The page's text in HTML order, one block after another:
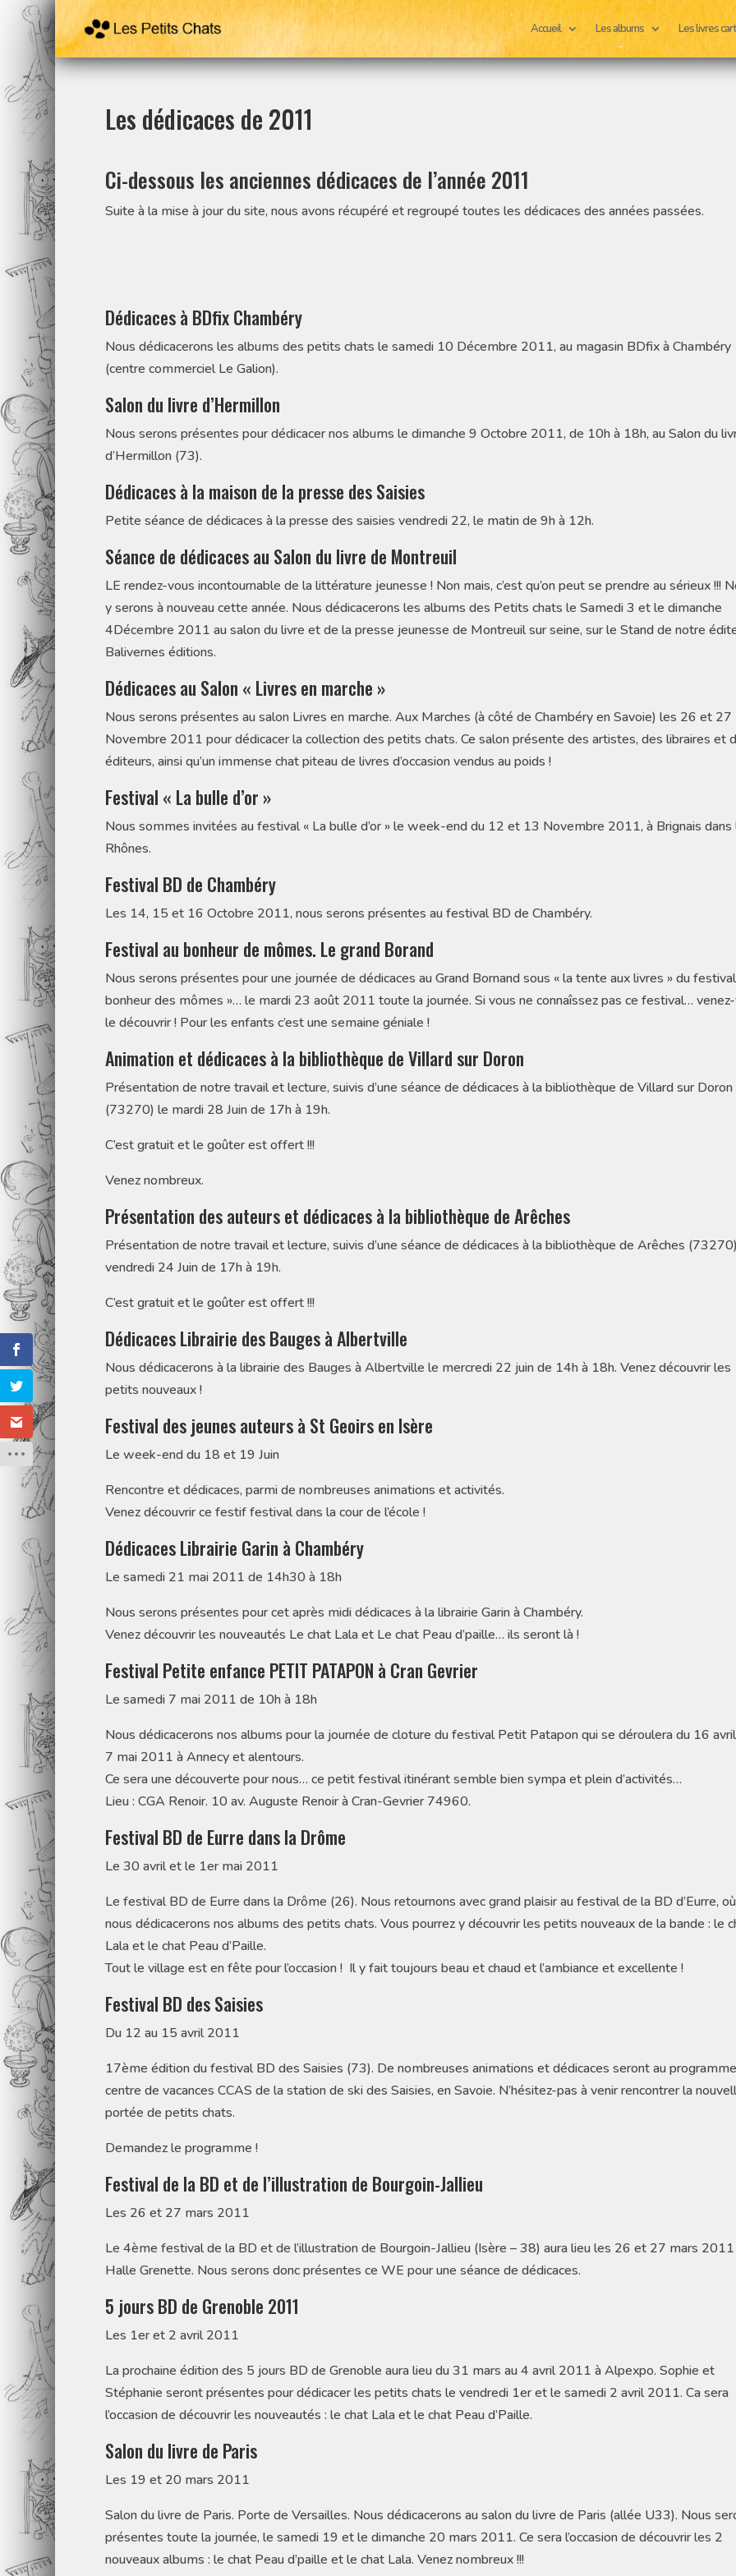
Accueil Les albums Les livres
Les dédicaces de 2011
Ci-dessous les anciennes dédicaces de l’année 2011
Suite à la mise à jour du site, nous avons récupéré et regroupé toutes les dédicaces des années passées.
Dédicaces à BDfix Chambéry
Nous dédicacerons les albums des petits chats le samedi 10 Décembre 2011, au magasin BDfix à Chambéry
(centre commerciel Le Galion).
Salon du livre d’Hermillon
Nous serons présentes pour dédicacer nos albums le dimanche 9 Octobre 2011, de 10h à 18h, au Salon du
d’Hermillon (73).
Dédicaces à la maison de la presse des Saisies
Petite séance de dédicaces à la presse des saisies vendredi 22, le matin de 9h à 12h.
Séance de dédicaces au Salon du livre de Montreuil
LE rendez-vous incontournable de la littérature jeunesse ! Non mais, c’est qu’on peut se prendre au sérieux !!!
y serons à nouveau cette année. Nous dédicacerons les albums des Petits chats le Samedi 3 et le dimanche
4Décembre 2011 au salon du livre et de la presse jeunesse de Montreuil sur seine, sur le Stand de notre
Balivernes éditions.
Dédicaces au Salon « Livres en marche »
Nous serons présentes au salon Livres en marche. Aux Marches (à côté de Chambéry en Savoie) les 26 et 27
Novembre 2011 pour dédicacer la collection des petits chats. Ce salon présente des artistes, des libraires et
éditeurs, ainsi qu’un immense chat piteau de livres d’occasion vendus au poids !
Festival « La bulle d’or »
Nous sommes invitées au festival « La bulle d’or » le week-end du 12 et 13 Novembre 2011, à Brignais dans
Rhônes.
Festival BD de Chambéry
Les 14, 15 et 16 Octobre 2011, nous serons présentes au festival BD de Chambéry.
Festival au bonheur de mômes. Le grand Borand
Nous serons présentes pour une journée de dédicaces au Grand Bornand sous « la tente aux livres » du
bonheur des mômes »… le mardi 23 août 2011 toute la journée. Si vous ne connaîssez pas ce festival…
le découvrir ! Pour les enfants c’est une semaine géniale !
Animation et dédicaces à la bibliothèque de Villard sur Doron
Présentation de notre travail et lecture, suivis d’une séance de dédicaces à la bibliothèque de Villard sur Doron
(73270) le mardi 28 Juin de 17h à 19h.
C’est gratuit et le goûter est offert !!!
Venez nombreux.
Présentation des auteurs et dédicaces à la bibliothèque de Arêches
Présentation de notre travail et lecture, suivis d’une séance de dédicaces à la bibliothèque de Arêches
vendredi 24 Juin de 17h à 19h.
C’est gratuit et le goûter est offert !!!
Dédicaces Librairie des Bauges à Albertville
Nous dédicacerons à la librairie des Bauges à Albertville le mercredi 22 juin de 14h à 18h. Venez découvrir les
petits nouveaux !
Festival des jeunes auteurs à St Geoirs en Isère
Le week-end du 18 et 19 Juin
Rencontre et dédicaces, parmi de nombreuses animations et activités.
Venez découvrir ce festif festival dans la cour de l’école !
Dédicaces Librairie Garin à Chambéry
Le samedi 21 mai 2011 de 14h30 à 18h
Nous serons présentes pour cet après midi dédicaces à la librairie Garin à Chambéry.
Venez découvrir les nouveautés Le chat Lala et Le chat Peau d’paille… ils seront là !
Festival Petite enfance PETIT PATAPON à Cran Gevrier
Le samedi 7 mai 2011 de 10h à 18h
Nous dédicacerons nos albums pour la journée de cloture du festival Petit Patapon qui se déroulera du 16
7 mai 2011 à Annecy et alentours.
Ce sera une découverte pour nous… ce petit festival itinérant semble bien sympa et plein d’activités…
Lieu : CGA Renoir. 10 av. Auguste Renoir à Cran-Gevrier 74960.
Festival BD de Eurre dans la Drôme
Le 30 avril et le 1er mai 2011
Le festival BD de Eurre dans la Drôme (26). Nous retournons avec grand plaisir au festival de la BD d’Eurre, où
nous dédicacerons nos albums des petits chats. Vous pourrez y découvrir les petits nouveaux de la bande : le
Lala et le chat Peau d’Paille.
Tout le village est en fête pour l’occasion ! Il y fait toujours beau et chaud et l’ambiance et excellente !
Festival BD des Saisies
Du 12 au 15 avril 2011
17ème édition du festival BD des Saisies (73). De nombreuses animations et dédicaces seront au
centre de vacances CCAS de la station de ski des Saisies, en Savoie. N’hésitez-pas à venir rencontrer la
portée de petits chats.
Demandez le programme !
Festival de la BD et de l’illustration de Bourgoin-Jallieu
Les 26 et 27 mars 2011
Le 4ème festival de la BD et de l’illustration de Bourgoin-Jallieu (Isère – 38) aura lieu les 26 et 27 mars 2011
Halle Grenette. Nous serons donc présentes ce WE pour une séance de dédicaces.
5 jours BD de Grenoble 2011
Les 1er et 2 avril 2011
La prochaine édition des 5 jours BD de Grenoble aura lieu du 31 mars au 4 avril 2011 à Alpexpo. Sophie et
Stéphanie seront présentes pour dédicacer les petits chats le vendredi 1er et le samedi 2 avril 2011. Ca sera
l’occasion de découvrir les nouveautés : le chat Lala et le chat Peau d’Paille.
Salon du livre de Paris
Les 19 et 20 mars 2011
Salon du livre de Paris. Porte de Versailles. Nous dédicacerons au salon du livre de Paris (allée U33). Nous
présentes toute la journée, le samedi 19 et le dimanche 20 mars 2011. Ce sera l’occasion de découvrir les 2
nouveaux albums : le chat Peau d’paille et le chat Lala. Venez nombreux !!!